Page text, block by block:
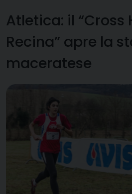
Atletica: il “Cross
Recina” apre la
maceratese